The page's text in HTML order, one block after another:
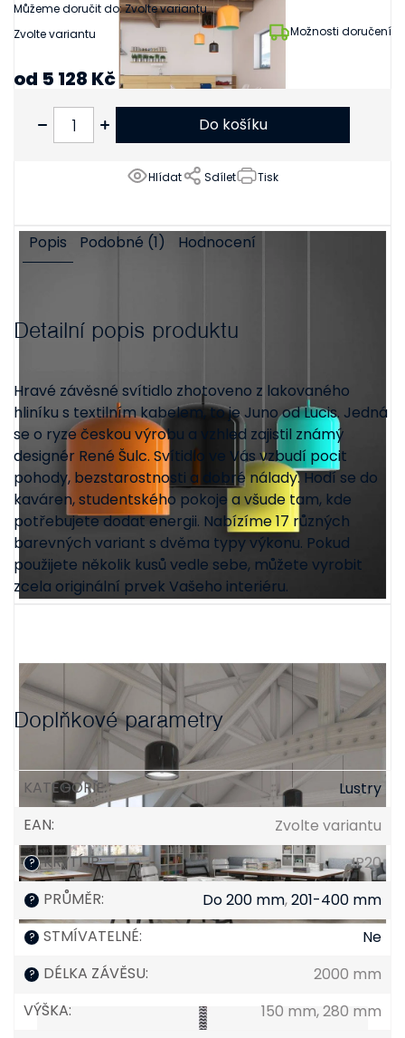
Zvolte variantu Možnosti doručení
Můžeme doručit do:Zvolte variantu
Tisk
Hlídat Sdílet
od 5 128 Kč
Do košíku
Popis Podobné (1) Hodnocení
Detailní popis produktu
Hravé závěsné svítidlo zhotoveno z lakovaného
hliníku s textilním kabelem, to je Juno od Lucis. Jedná
se o ryze českou výrobu a vzhled zajistil známý
designér René Šulc. Svítidlo ve Vás vzbudí pocit
pohody, bezstarostnosti a dobré nálady. Hodí se do
kaváren, studentského pokoje a všude tam, kde
potřebujete dodat energii. Nabízíme 17 různých
barevných variant s dvěma typy výkonu. Pokud
použijete několik kusů vedle sebe, můžete vyrobit
zcela originální prvek Vašeho interiéru.
Doplňkové parametry
KATEGORIE:
Lustry
EAN: Zvolte variantu
? KRYTÍ IP: IP20
? PRŮMĚR: Do 200 mm,201-400 mm
? STMÍVATELNÉ: Ne
? DÉLKA ZÁVĚSU:
2000 mm
VÝŠKA:
150 mm, 280 mm